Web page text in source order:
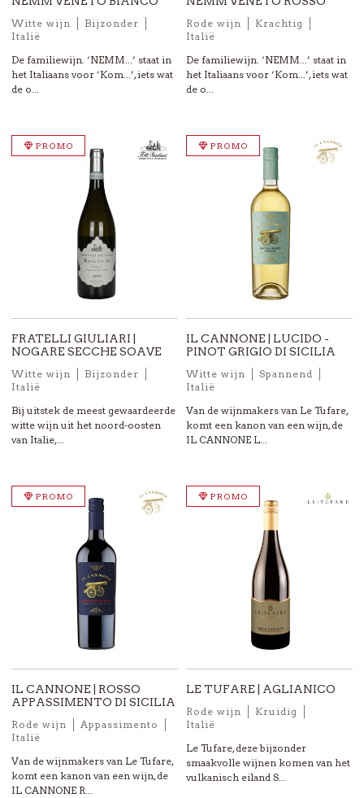
Witte wijn
Bijzonder
Italië
De familiewijn. ‘NEMM...’ staat in
het Italiaans voor ‘Kom...’, iets wat
de o...
Rode wijn
Krachtig
Italië
De familiewijn. ‘NEMM...’ staat in
het Italiaans voor ‘Kom...’, iets wat
de o...
PROMO
FRATELLI GIULIARI |
NOGARE SECCHE SOAVE
Witte wijn
Bijzonder
Italië
Bij uitstek de meest gewaardeerde
witte wijn uit het noord-oosten
van Italie,...
PROMO
IL CANNONE | LUCIDO -
PINOT GRIGIO DI SICILIA
Witte wijn
Spannend
Italië
Van de wijnmakers van Le Tufare,
komt een kanon van een wijn, de
IL CANNONE L...
PROMO
IL CANNONE | ROSSO
APPASSIMENTO DI SICILIA
Rode wijn
Appassimento
Italië
Van de wijnmakers van Le Tufare,
komt een kanon van een wijn, de
IL CANNONE R...
PROMO
LE TUFARE | AGLIANICO
Rode wijn
Kruidig
Italië
Le Tufare, deze bijzonder
smaakvolle wijnen komen van het
vulkanisch eiland S...